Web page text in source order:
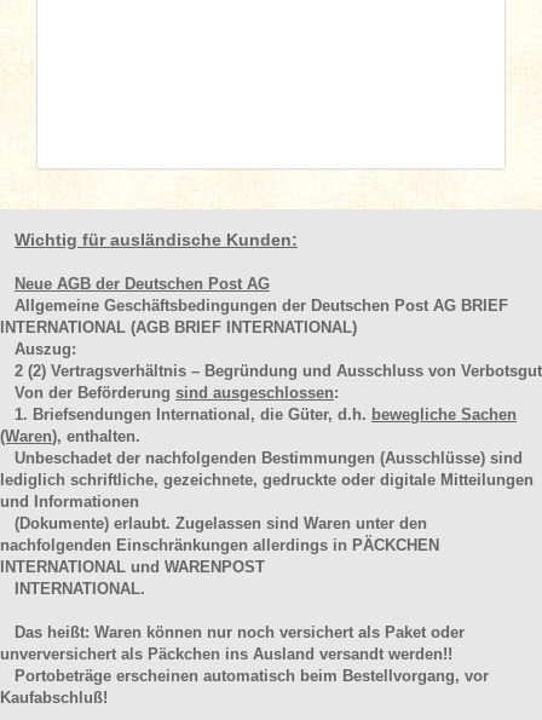
Wichtig für ausländische Kunden:
Neue AGB der Deutschen Post AG
Allgemeine Geschäftsbedingungen der Deutschen Post AG BRIEF
INTERNATIONAL (AGB BRIEF INTERNATIONAL)
Auszug:
2 (2) Vertragsverhältnis – Begründung und Ausschluss von Verbotsgut
Von der Beförderung sind ausgeschlossen:
1. Briefsendungen International, die Güter, d.h. bewegliche Sachen
(Waren), enthalten.
Unbeschadet der nachfolgenden Bestimmungen (Ausschlüsse) sind
lediglich schriftliche, gezeichnete, gedruckte oder digitale Mitteilungen
und Informationen
(Dokumente) erlaubt. Zugelassen sind Waren unter den
nachfolgenden Einschränkungen allerdings in PÄCKCHEN
INTERNATIONAL und WARENPOST
INTERNATIONAL.
Das heißt: Waren können nur noch versichert als Paket oder
unverversichert als Päckchen ins Ausland versandt werden!!
Portobeträge erscheinen automatisch beim Bestellvorgang, vor
Kaufabschluß!